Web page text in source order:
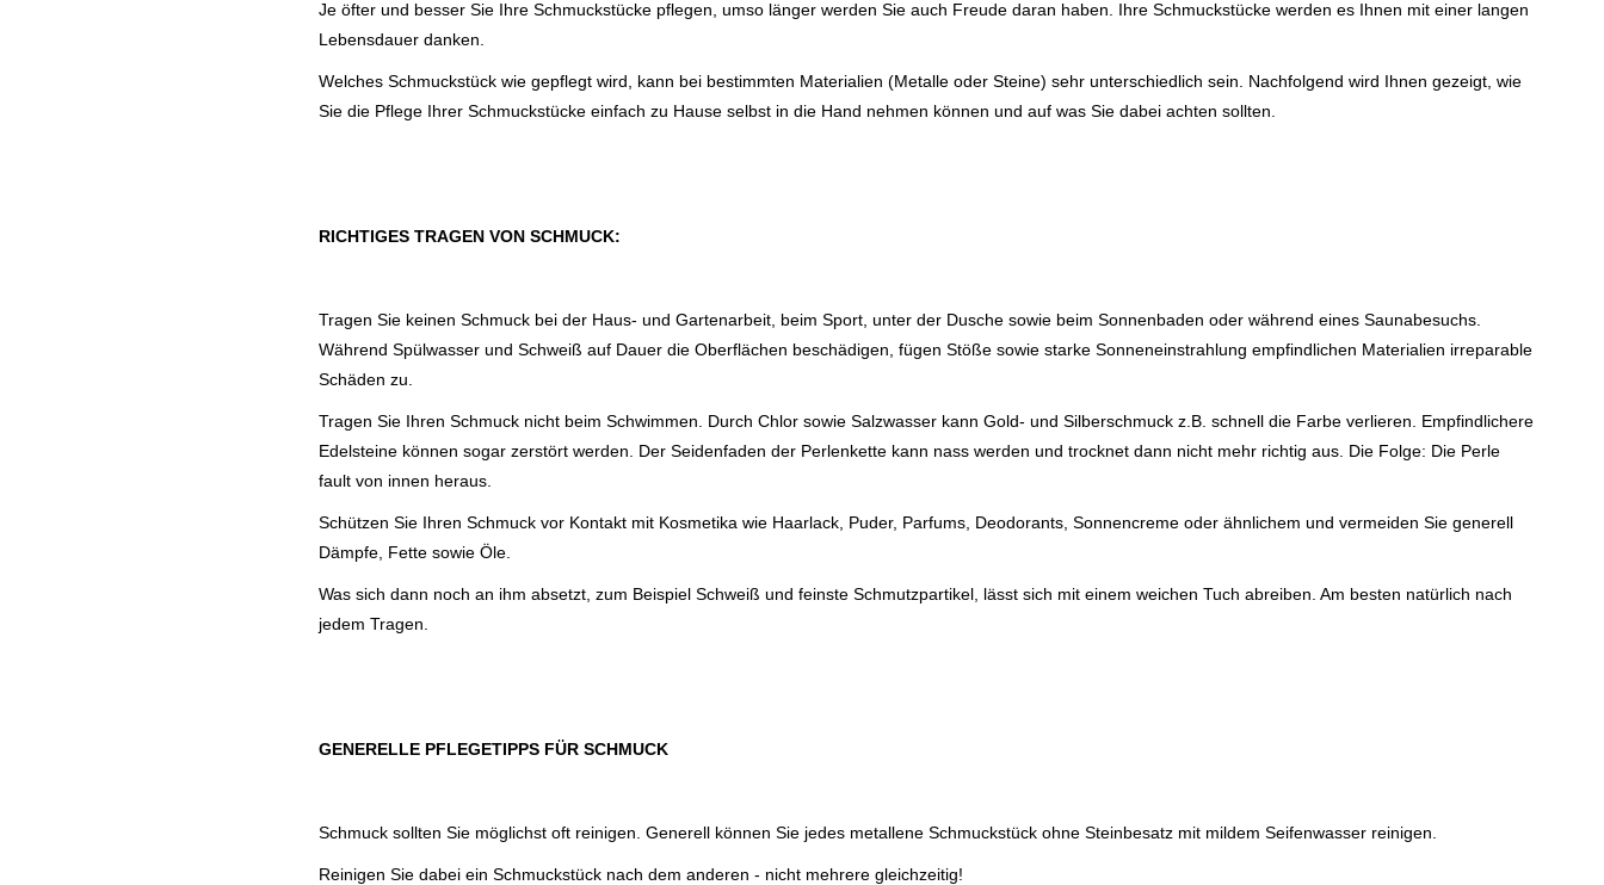
Je öfter und besser Sie Ihre Schmuckstücke pflegen, umso länger werden Sie auch Freude daran haben. Ihre Schmuckstücke werden es Ihnen mit einer langen
Lebensdauer danken.
Welches Schmuckstück wie gepflegt wird, kann bei bestimmten Materialien (Metalle oder Steine) sehr unterschiedlich sein. Nachfolgend wird Ihnen gezeigt, wie
Sie die Pflege Ihrer Schmuckstücke einfach zu Hause selbst in die Hand nehmen können und auf was Sie dabei achten sollten.
RICHTIGES TRAGEN VON SCHMUCK:
Tragen Sie keinen Schmuck bei der Haus- und Gartenarbeit, beim Sport, unter der Dusche sowie beim Sonnenbaden oder während eines Saunabesuchs.
Während Spülwasser und Schweiß auf Dauer die Oberflächen beschädigen, fügen Stöße sowie starke Sonneneinstrahlung empfindlichen Materialien irreparable
Schäden zu.
Tragen Sie Ihren Schmuck nicht beim Schwimmen. Durch Chlor sowie Salzwasser kann Gold- und Silberschmuck z.B. schnell die Farbe verlieren. Empfindlichere
Edelsteine können sogar zerstört werden. Der Seidenfaden der Perlenkette kann nass werden und trocknet dann nicht mehr richtig aus. Die Folge: Die Perle
fault von innen heraus.
Schützen Sie Ihren Schmuck vor Kontakt mit Kosmetika wie Haarlack, Puder, Parfums, Deodorants, Sonnencreme oder ähnlichem und vermeiden Sie generell
Dämpfe, Fette sowie Öle.
Was sich dann noch an ihm absetzt, zum Beispiel Schweiß und feinste Schmutzpartikel, lässt sich mit einem weichen Tuch abreiben. Am besten natürlich nach
jedem Tragen.
GENERELLE PFLEGETIPPS FÜR SCHMUCK
Schmuck sollten Sie möglichst oft reinigen. Generell können Sie jedes metallene Schmuckstück ohne Steinbesatz mit mildem Seifenwasser reinigen.
Reinigen Sie dabei ein Schmuckstück nach dem anderen - nicht mehrere gleichzeitig!